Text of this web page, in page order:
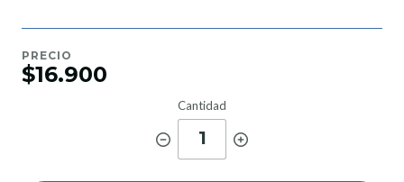
PRECIO
$16.900
Cantidad
1